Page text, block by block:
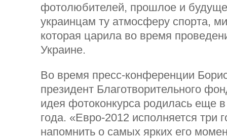
фотолюбителей, прошлое и
украинцам ту атмосферу спорта,
которая царила во время
Украине.
Во время пресс-конференции
президент Благотворительного
идея фотоконкурса родилась еще
года. «Евро-2012 исполняется три
напомнить о самых ярких его